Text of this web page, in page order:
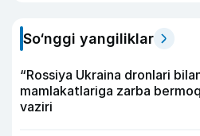
So‘nggi yangiliklar
“Rossiya Ukraina dronlari
mamlakatlariga zarba
vaziri